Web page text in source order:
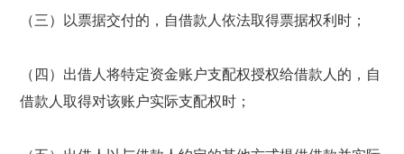
（三）以票据交付的，自借款人依法取得票据权利时；
（四）出借人将特定资金账户支配权授权给借款人的，自
借款人取得对该账户实际支配权时；